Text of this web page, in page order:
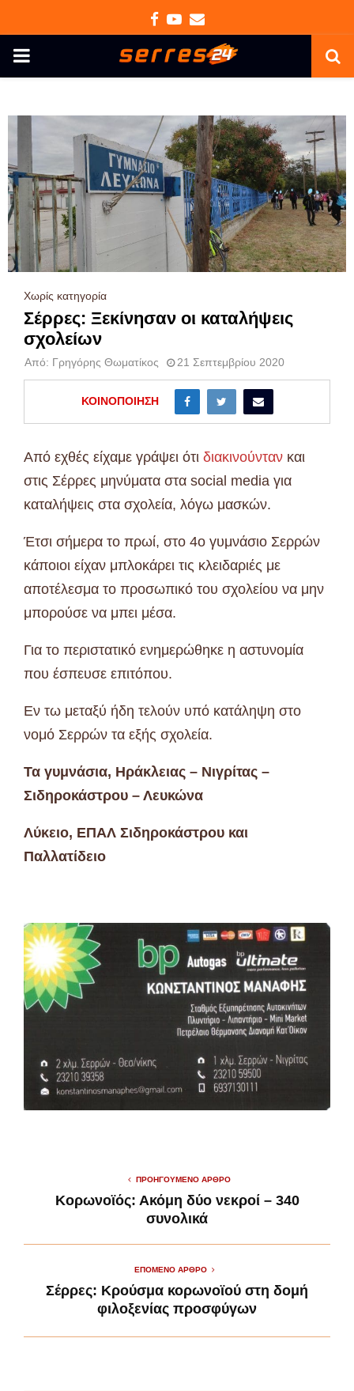
Facebook
Youtube
Email
PRIMARY
Χωρίς κατηγορία
Σέρρες: Ξεκίνησαν οι καταλήψεις
σχολείων
Από: Γρηγόρης Θωματίκος 21 Σεπτεμβρίου 2020
ΚΟΙΝΟΠΟΊΗΣΗ
Από εχθές είχαμε γράψει ότι διακινούνταν και
στις Σέρρες μηνύματα στα social media για
καταλήψεις στα σχολεία, λόγω μασκών.
Έτσι σήμερα το πρωί, στο 4ο γυμνάσιο Σερρών
κάποιοι είχαν μπλοκάρει τις κλειδαριές με
αποτέλεσμα το προσωπικό του σχολείου να μην
μπορούσε να μπει μέσα.
Για το περιστατικό ενημερώθηκε η αστυνομία
που έσπευσε επιτόπου.
Εν τω μεταξύ ήδη τελούν υπό κατάληψη στο
νομό Σερρών τα εξής σχολεία.
Τα γυμνάσια, Ηράκλειας – Νιγρίτας –
Σιδηροκάστρου – Λευκώνα
Λύκειο, ΕΠΑΛ Σιδηροκάστρου και
Παλλατίδειο
ΠΡΟΗΓΟΎΜΕΝΟ ΆΡΘΡΟ
Κορωνοϊός: Ακόμη δύο νεκροί – 340
συνολικά
ΕΠΌΜΕΝΟ ΆΡΘΡΟ
Σέρρες: Κρούσμα κορωνοϊού στη δομή
φιλοξενίας προσφύγων